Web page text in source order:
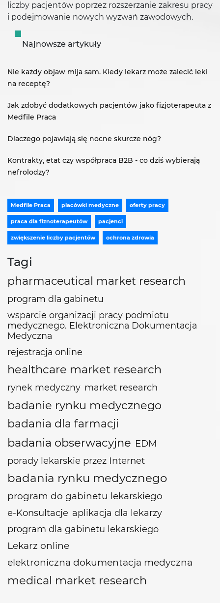
liczby pacjentów poprzez rozszerzanie zakresu pracy
i podejmowanie nowych wyzwań zawodowych.
Najnowsze artykuły
Nie każdy objaw mija sam. Kiedy lekarz może zalecić leki
na receptę?
Jak zdobyć dodatkowych pacjentów jako fizjoterapeuta z
Medfile Praca
Dlaczego pojawiają się nocne skurcze nóg?
Kontrakty, etat czy współpraca B2B - co dziś wybierają
nefrolodzy?
Medfile Praca placówki medyczne oferty pracy
praca dla fiznoterapeutów pacjenci
zwiększenie liczby pacjentów ochrona zdrowia
Tagi
pharmaceutical market research
program dla gabinetu
wsparcie organizacji pracy podmiotu
medycznego. Elektroniczna Dokumentacja
Medyczna
rejestracja online
healthcare market research
rynek medyczny market research
badanie rynku medycznego
badania dla farmacji
badania obserwacyjne EDM
porady lekarskie przez Internet
badania rynku medycznego
program do gabinetu lekarskiego
e-Konsultacje aplikacja dla lekarzy
program dla gabinetu lekarskiego
Lekarz online
elektroniczna dokumentacja medyczna
medical market research